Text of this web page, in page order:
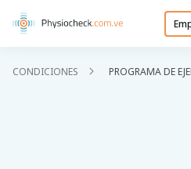
CONDICIONES PROGRAMA DE